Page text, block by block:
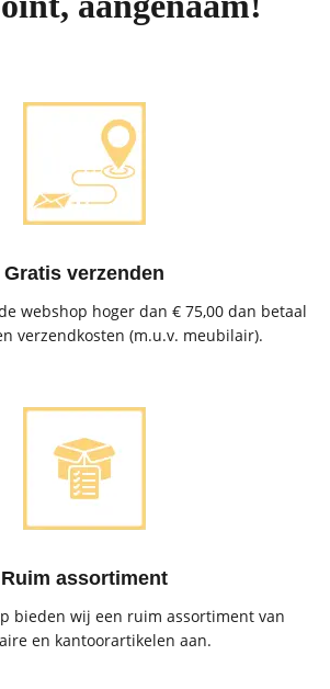
Gratis verzenden
webshop hoger dan € 75,00 dan betaal
verzendkosten (m.u.v. meubilair).
Ruim assortiment
bieden wij een ruim assortiment van
en kantoorartikelen aan.